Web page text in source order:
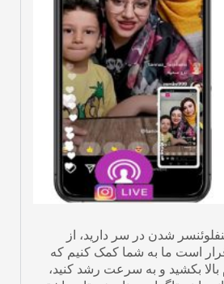
شدن در سر دارید، از
است ما به شما کمک کنیم که
بالا بکشید و به سرعت رشد کنید،